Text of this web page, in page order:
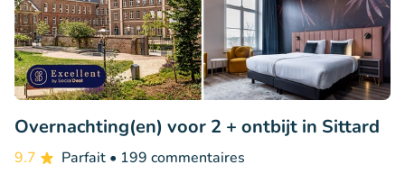
Overnachting(en) voor 2 + ontbijt in Sittard
9.7 Parfait • 199 commentaires